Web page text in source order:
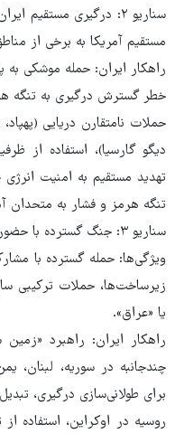
سناریو ۲: درگیری
مستقیم آمریکا به برخی از
راهکار ایران: حمله موشکی به
خطر گسترش درگیری به تنگه
حملات نامتقارن دریایی
دیگو گارسیا)، استفاده از
تهدید مستقیم به امنیت
تنگه هرمز و فشار به متحدان
سناریو ۳: جنگ گسترده با حضور ائتلاف چندجانبه
ویژگی‌ها: حمله گسترده با
زیرساخت‌ها، حملات ترکیبی
یا «عراق».
راهکار ایران: راهبرد
چندجانبه در سوریه، لبنان،
برای طولانی‌سازی درگیری،
روسیه در اوکراین، استفاده